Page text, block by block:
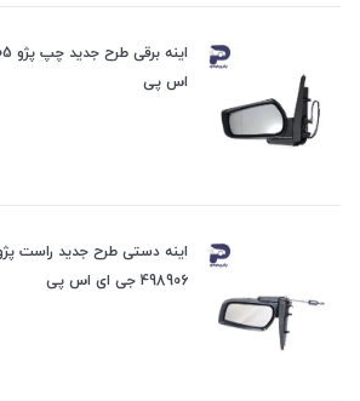
اس پی
498906 جی ای اس پی